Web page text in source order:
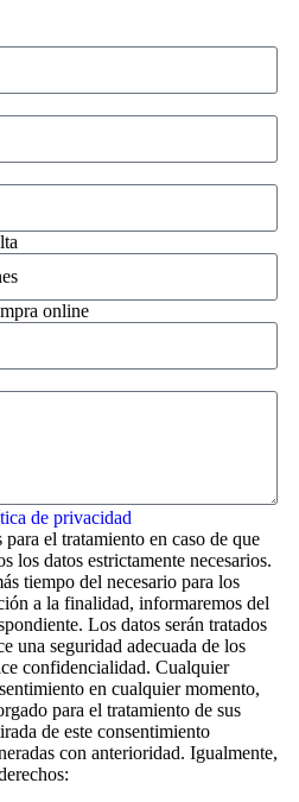
online
de privacidad
el tratamiento en caso de que
los datos estrictamente necesarios.
tiempo del necesario para los
a la finalidad, informaremos del
Los datos serán tratados
una seguridad adecuada de los
confidencialidad. Cualquier
en cualquier momento,
para el tratamiento de sus
de este consentimiento
con anterioridad. Igualmente,